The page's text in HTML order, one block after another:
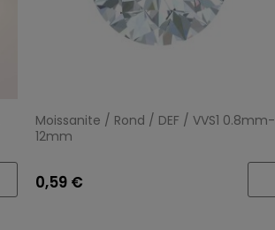
Moissanite / Rond / DEF / VVS1 0.8mm-
12mm
0,59 €